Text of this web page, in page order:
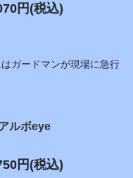
円(税込)
ガードマンが現場に急行
ルボeye
円(税込)